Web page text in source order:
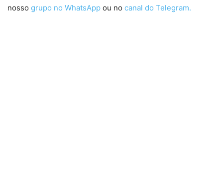
nosso grupo no WhatsApp ou no canal do Telegram.